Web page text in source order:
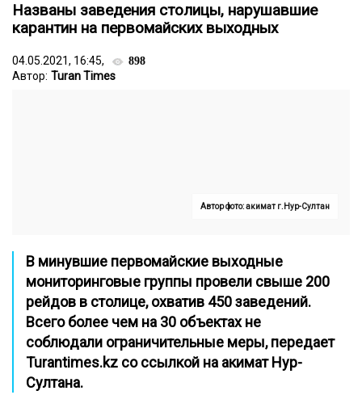
Названы заведения столицы, нарушавшие
карантин на первомайских выходных
04.05.2021, 16:45, 898
Автор: Turan Times
Автор фото: акимат г.Нур-Султан
В минувшие первомайские выходные
мониторинговые группы провели свыше 200
рейдов в столице, охватив 450 заведений.
Всего более чем на 30 объектах не
соблюдали ограничительные меры, передает
Turantimes.kz со ссылкой на акимат Нур-
Султана.